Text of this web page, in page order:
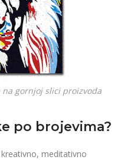
gornjoj slici proizvoda
po brojevima?
meditativno